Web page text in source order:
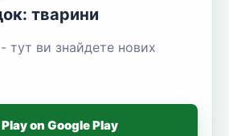
тварини
тут ви знайдете нових
Play on Google Play